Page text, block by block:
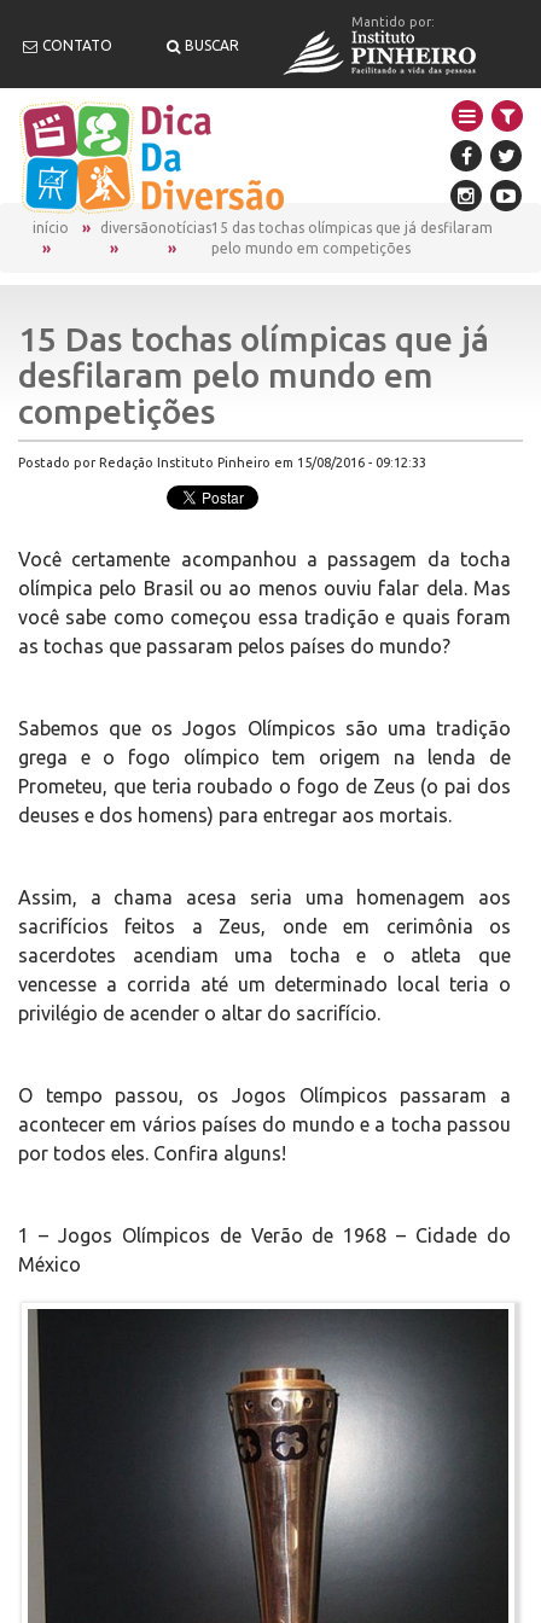
CONTATO BUSCAR
Mantido por:
início diversãonotícias15 das tochas olímpicas que já desfilaram
pelo mundo em competições
15 Das tochas olímpicas que já
desfilaram pelo mundo em
competições
Postado por Redação Instituto Pinheiro em 15/08/2016 - 09:12:33
Você certamente acompanhou a passagem da tocha
olímpica pelo Brasil ou ao menos ouviu falar dela. Mas
você sabe como começou essa tradição e quais foram
as tochas que passaram pelos países do mundo?
Sabemos que os Jogos Olímpicos são uma tradição
grega e o fogo olímpico tem origem na lenda de
Prometeu, que teria roubado o fogo de Zeus (o pai dos
deuses e dos homens) para entregar aos mortais.
Assim, a chama acesa seria uma homenagem aos
sacrifícios feitos a Zeus, onde em cerimônia os
sacerdotes acendiam uma tocha e o atleta que
vencesse a corrida até um determinado local teria o
privilégio de acender o altar do sacrifício.
O tempo passou, os Jogos Olímpicos passaram a
acontecer em vários países do mundo e a tocha passou
por todos eles. Confira alguns!
1 – Jogos Olímpicos de Verão de 1968 – Cidade do
México